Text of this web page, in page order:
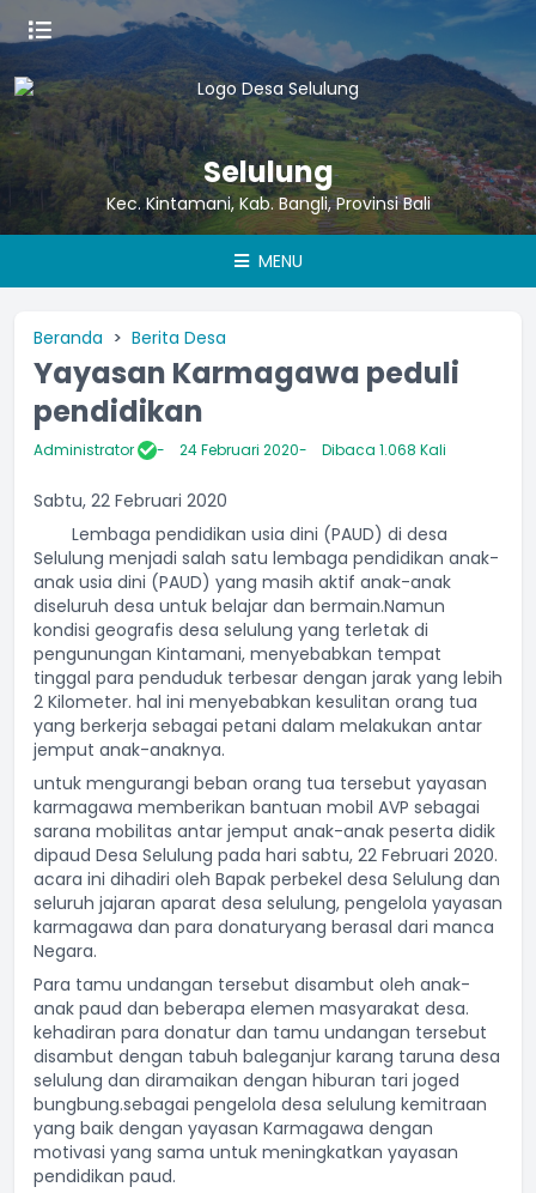
Selulung
Kec. Kintamani, Kab. Bangli, Provinsi Bali
MENU
Beranda Berita Desa
Yayasan Karmagawa peduli
pendidikan
Administrator 24 Februari 2020 Dibaca 1.068 Kali
Sabtu, 22 Februari 2020
Lembaga pendidikan usia dini (PAUD) di desa
Selulung menjadi salah satu lembaga pendidikan anak-
anak usia dini (PAUD) yang masih aktif anak-anak
diseluruh desa untuk belajar dan bermain.Namun
kondisi geografis desa selulung yang terletak di
pengunungan Kintamani, menyebabkan tempat
tinggal para penduduk terbesar dengan jarak yang lebih
2 Kilometer. hal ini menyebabkan kesulitan orang tua
yang berkerja sebagai petani dalam melakukan antar
jemput anak-anaknya.
untuk mengurangi beban orang tua tersebut yayasan
karmagawa memberikan bantuan mobil AVP sebagai
sarana mobilitas antar jemput anak-anak peserta didik
dipaud Desa Selulung pada hari sabtu, 22 Februari 2020.
acara ini dihadiri oleh Bapak perbekel desa Selulung dan
seluruh jajaran aparat desa selulung, pengelola yayasan
karmagawa dan para donaturyang berasal dari manca
Negara.
Para tamu undangan tersebut disambut oleh anak-
anak paud dan beberapa elemen masyarakat desa.
kehadiran para donatur dan tamu undangan tersebut
disambut dengan tabuh baleganjur karang taruna desa
selulung dan diramaikan dengan hiburan tari joged
bungbung.sebagai pengelola desa selulung kemitraan
yang baik dengan yayasan Karmagawa dengan
motivasi yang sama untuk meningkatkan yayasan
pendidikan paud.